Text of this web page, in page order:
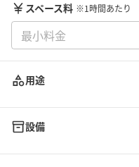
スペース料 ※1時間あたり
用途
設備